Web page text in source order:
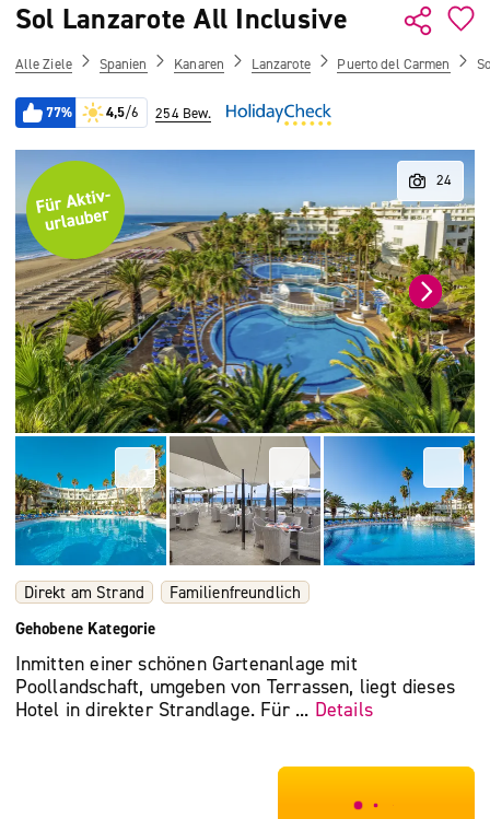
Sol Lanzarote All Inclusive
Alle Ziele Spanien Kanaren Lanzarote Puerto del Carmen
77% 4,5/6 254 Bew.
Direkt am Strand
Familienfreundlich
Gehobene Kategorie
Inmitten einer schönen Gartenanlage mit
Poollandschaft, umgeben von Terrassen, liegt dieses
Hotel in direkter Strandlage. Für ... Details
***************